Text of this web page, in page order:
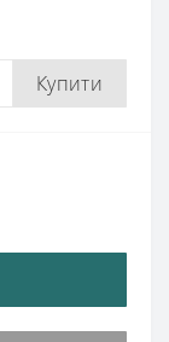
Купити